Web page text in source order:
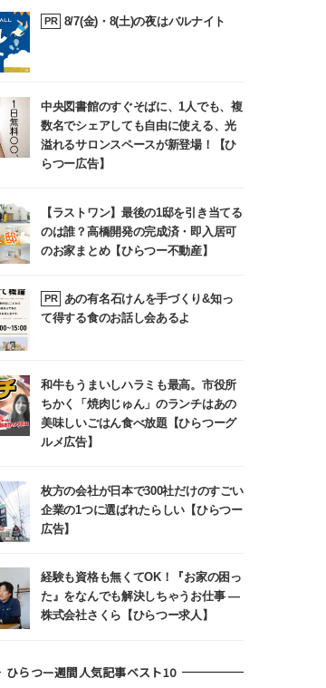
PR 8/7(金)・8(土)の夜はバルナイト
中央図書館のすぐそばに、1人でも、複
数名でシェアしても自由に使える、光
溢れるサロンスペースが新登場！【ひ
らつー広告】
【ラストワン】最後の1邸を引き当てる
のは誰？高橋開発の完成済・即入居可
のお家まとめ【ひらつー不動産】
PR
あの有名石けんを手づくり&知っ
て得する食のお話し会あるよ
和牛もうまいしハラミも最高。市役所
ちかく「焼肉じゅん」のランチはあの
美味しいごはん食べ放題【ひらつーグ
ルメ広告】
枚方の会社が日本で300社だけのすごい
企業の1つに選ばれたらしい【ひらつー
広告】
経験も資格も無くてOK！『お家の困っ
た』をなんでも解決しちゃうお仕事 ―
株式会社さくら【ひらつー求人】
ひらつー週間人気記事ベスト10